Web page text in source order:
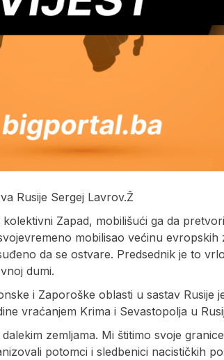
Rusije Sergej Lavrov.Ž
Zapad, mobilišući ga da
mobilisao većinu evropskih
da se ostvare. Predsednik je to
dumi.
i Zaporoške oblasti u sastav Rusije
vraćanjem Krima i Sevastopolja u
zemljama. Mi štitimo svoje
potomci i sledbenici nacističkih